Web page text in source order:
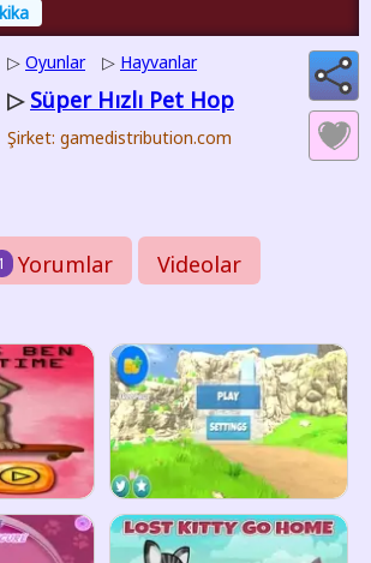
▷ Oyunlar ▷ Hayvanlar
▷ Süper Hızlı Pet Hop
Şirket: gamedistribution.com
1 Yorumlar Videolar